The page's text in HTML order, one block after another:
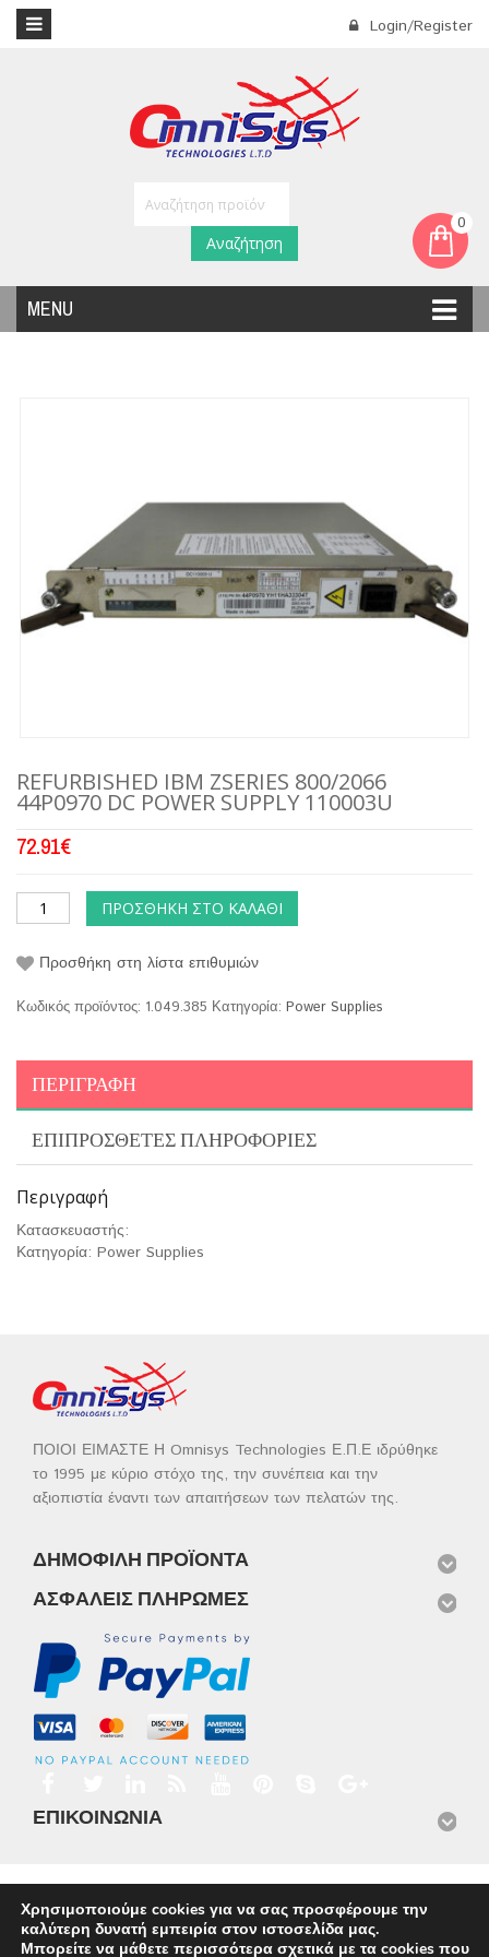
Login/Register
0
MENU
Αναζήτηση
REFURBISHED IBM ZSERIES 800/2066
44P0970 DC POWER SUPPLY 110003U
72.91€
ΠΡΟΣΘΉΚΗ ΣΤΟ ΚΑΛΆΘΙ
Προσθήκη στη λίστα επιθυμιών
Κωδικός προϊόντος: 1.049.385 Κατηγορία: Power Supplies
ΠΕΡΙΓΡΑΦΉ
ΕΠΙΠΡΌΣΘΕΤΕΣ ΠΛΗΡΟΦΟΡΊΕΣ
Περιγραφή
Κατασκευαστής:
Κατηγορία: Power Supplies
ΠΟΙΟΙ ΕΙΜΑΣΤΕ Η Omnisys Technologies Ε.Π.Ε ιδρύθηκε
το 1995 με κύριο στόχο της, την συνέπεια και την
αξιοπιστία έναντι των απαιτήσεων των πελατών της.
ΔΗΜΟΦΙΛΉ ΠΡΟΪΌΝΤΑ
ΑΣΦΑΛΕΊΣ ΠΛΗΡΩΜΈΣ
ΕΠΙΚΟΙΝΩΝΊΑ
Προϊόντα
Φωτογραφίες
Service
Εταιρικό Προφίλ
Επικοινωνία
© 2026Omnisys
Χρησιμοποιούμε cookies για να σας προσφέρουμε την
καλύτερη δυνατή εμπειρία στον ιστοσελίδα μας.
Μπορείτε να μάθετε περισσότερα σχετικά με τα cookies που